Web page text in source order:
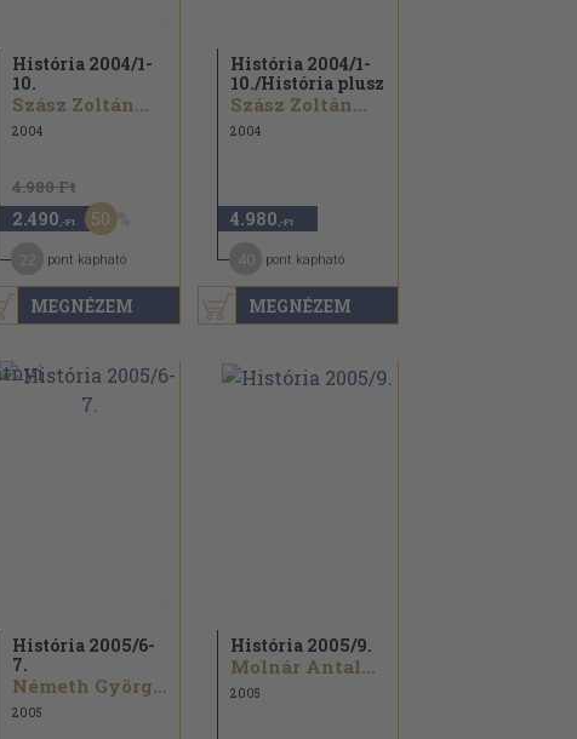
MEGNÉZEM
História 2004/1-
10.
Szász Zoltán...
2004
4.980 Ft
2.490 ,-Ft 50
pont kapható
MEGNÉZEM
História 2004/1-
10./História plusz
Szász Zoltán...
2004
4.980 ,-Ft
pont kapható
História 2005/6-
7.
Németh György...
2005
História 2005/9.
Molnár Antal...
2005